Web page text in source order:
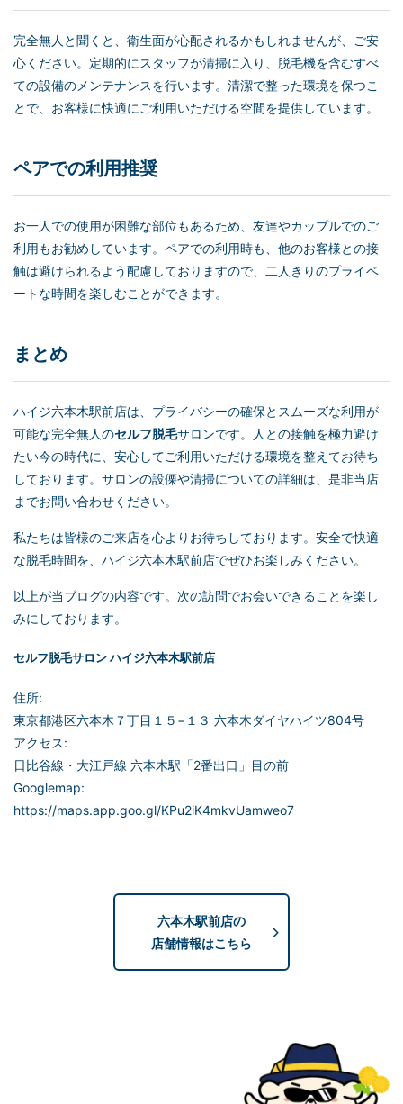
完全無人と聞くと、衛生面が心配されるかもしれませんが、ご安
心ください。定期的にスタッフが清掃に入り、脱毛機を含むすべ
ての設備のメンテナンスを行います。清潔で整った環境を保つこ
とで、お客様に快適にご利用いただける空間を提供しています。
ペアでの利用推奨
お一人での使用が困難な部位もあるため、友達やカップルでのご
利用もお勧めしています。ペアでの利用時も、他のお客様との接
触は避けられるよう配慮しておりますので、二人きりのプライベ
ートな時間を楽しむことができます。
まとめ
ハイジ六本木駅前店は、プライバシーの確保とスムーズな利用が
可能な完全無人のセルフ脱毛サロンです。人との接触を極力避け
たい今の時代に、安心してご利用いただける環境を整えてお待ち
しております。サロンの設傈や清掃についての詳細は、是非当店
までお問い合わせください。
私たちは皆様のご来店を心よりお待ちしております。安全で快適
な脱毛時間を、ハイジ六本木駅前店でぜひお楽しみください。
以上が当ブログの内容です。次の訪問でお会いできることを楽し
みにしております。
セルフ脱毛サロン ハイジ六本木駅前店
住所:
東京都港区六本木７丁目１５−１３ 六本木ダイヤハイツ804号
アクセス:
日比谷線・大江戸線 六本木駅「2番出口」目の前
Googlemap:
https://maps.app.goo.gl/KPu2iK4mkvUamweo7
六本木駅前店の
店舗情報はこちら